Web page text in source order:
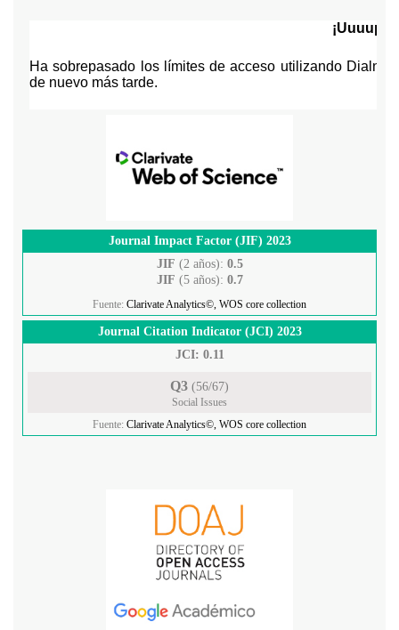
Journal Impact Factor (JIF) 2023
JIF (2 años): 0.5
JIF (5 años): 0.7
Fuente: Clarivate Analytics©, WOS core collection
Journal Citation Indicator (JCI) 2023
JCI: 0.11
Q3 (56/67)
Social Issues
Fuente: Clarivate Analytics©, WOS core collection